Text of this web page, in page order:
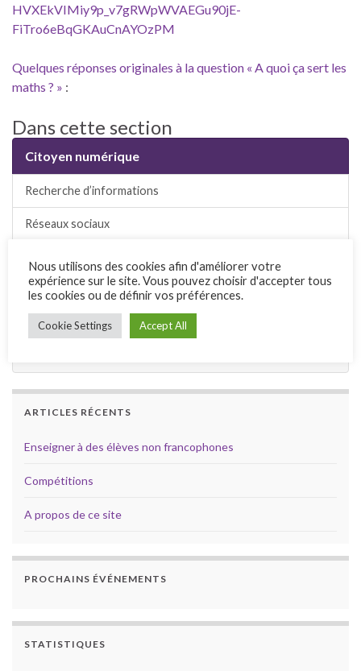
HVXEkVIMiy9p_v7gRWpWVAEGu90jE-
FiTro6eBqGKAuCnAYOzPM
Quelques réponses originales à la question « A quoi ça sert les
maths ? » :
Dans cette section
Citoyen numérique
Recherche d’informations
Réseaux sociaux
Identité numérique
Aspects juridiques
ARTICLES RÉCENTS
Enseigner à des élèves non francophones
Compétitions
A propos de ce site
PROCHAINS ÉVÉNEMENTS
STATISTIQUES
Nous utilisons des cookies afin d'améliorer votre
expérience sur le site. Vous pouvez choisir d'accepter tous
les cookies ou de définir vos préférences.
Cookie Settings Accept All